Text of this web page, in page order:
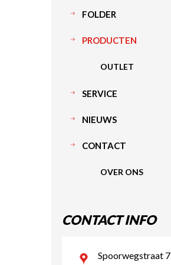
FOLDER
PRODUCTEN
OUTLET
SERVICE
NIEUWS
CONTACT
OVER ONS
CONTACT INFO
Spoorwegstraat 7